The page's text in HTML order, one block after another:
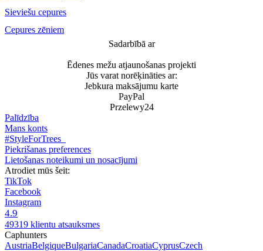
Sieviešu cepures
Cepures zēniem
Sadarbībā ar
Ēdenes mežu atjaunošanas projekti
Jūs varat norēķināties ar:
Jebkura maksājumu karte
PayPal
Przelewy24
Palīdzība
Mans konts
#StyleForTrees
Piekrišanas preferences
Lietošanas noteikumi un nosacījumi
Atrodiet mūs šeit:
TikTok
Facebook
Instagram
4.9
49319 klientu atsauksmes
Caphunters
AustriaBelgiqueBulgariaCanadaCroatiaCyprusCzech